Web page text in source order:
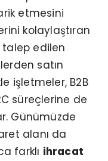
etmesini
kolaylaştıran
talep edilen
satın
işletmeler, B2B
süreçlerine de
Günümüzde
alanı da
farklı ihracat